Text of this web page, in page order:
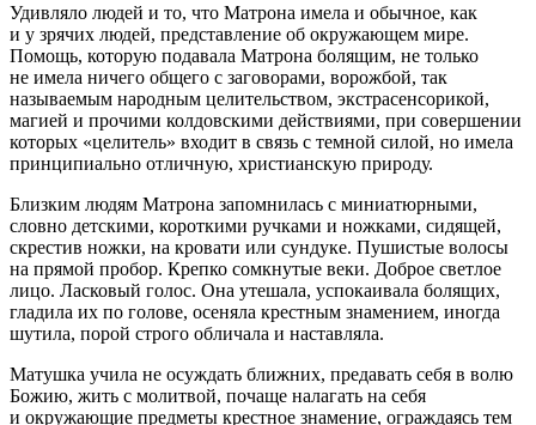
Удивляло людей и то, что Матрона имела и обычное, как
и у зрячих людей, представление об окружающем мире.
Помощь, которую подавала Матрона болящим, не только
не имела ничего общего с заговорами, ворожбой, так
называемым народным целительством, экстрасенсорикой,
магией и прочими колдовскими действиями, при совершении
которых «целитель» входит в связь с темной силой, но имела
принципиально отличную, христианскую природу.
Близким людям Матрона запомнилась с миниатюрными,
словно детскими, короткими ручками и ножками, сидящей,
скрестив ножки, на кровати или сундуке. Пушистые волосы
на прямой пробор. Крепко сомкнутые веки. Доброе светлое
лицо. Ласковый голос. Она утешала, успокаивала болящих,
гладила их по голове, осеняла крестным знамением, иногда
шутила, порой строго обличала и наставляла.
Матушка учила не осуждать ближних, предавать себя в волю
Божию, жить с молитвой, почаще налагать на себя
и окружающие предметы крестное знамение, ограждаясь тем